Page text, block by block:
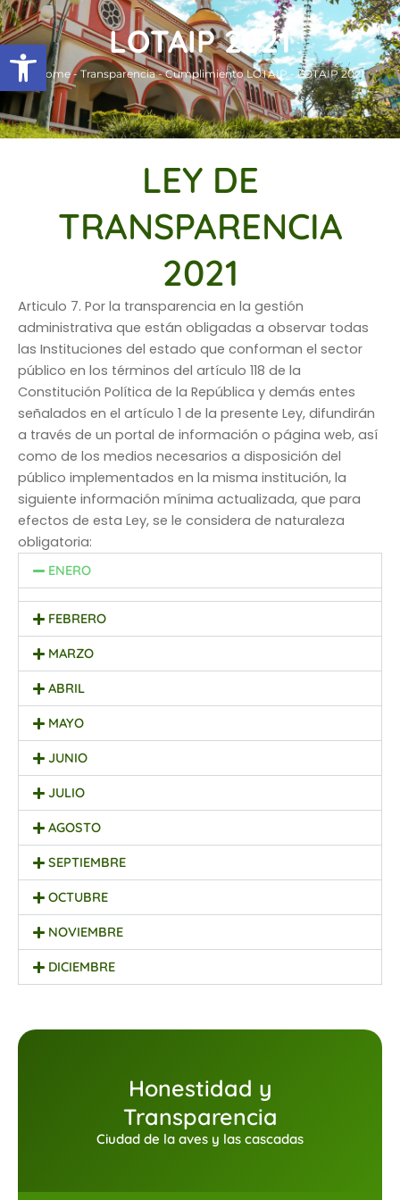
Abrir barra de herramientas
Ir
al
contenido
LOTAIP 2021
Home-Transparencia-Cumplimiento LOTAIP-LOTAIP 2021
LEY DE
TRANSPARENCIA
2021
Articulo 7. Por la transparencia en la gestión
administrativa que están obligadas a observar todas
las Instituciones del estado que conforman el sector
público en los términos del artículo 118 de la
Constitución Política de la República y demás entes
señalados en el artículo 1 de la presente Ley, difundirán
a través de un portal de información o página web, así
como de los medios necesarios a disposición del
público implementados en la misma institución, la
siguiente información mínima actualizada, que para
efectos de esta Ley, se le considera de naturaleza
obligatoria:
ENERO
FEBRERO
MARZO
ABRIL
MAYO
JUNIO
JULIO
AGOSTO
SEPTIEMBRE
OCTUBRE
NOVIEMBRE
DICIEMBRE
Honestidad y
Transparencia
Ciudad de la aves y las cascadas